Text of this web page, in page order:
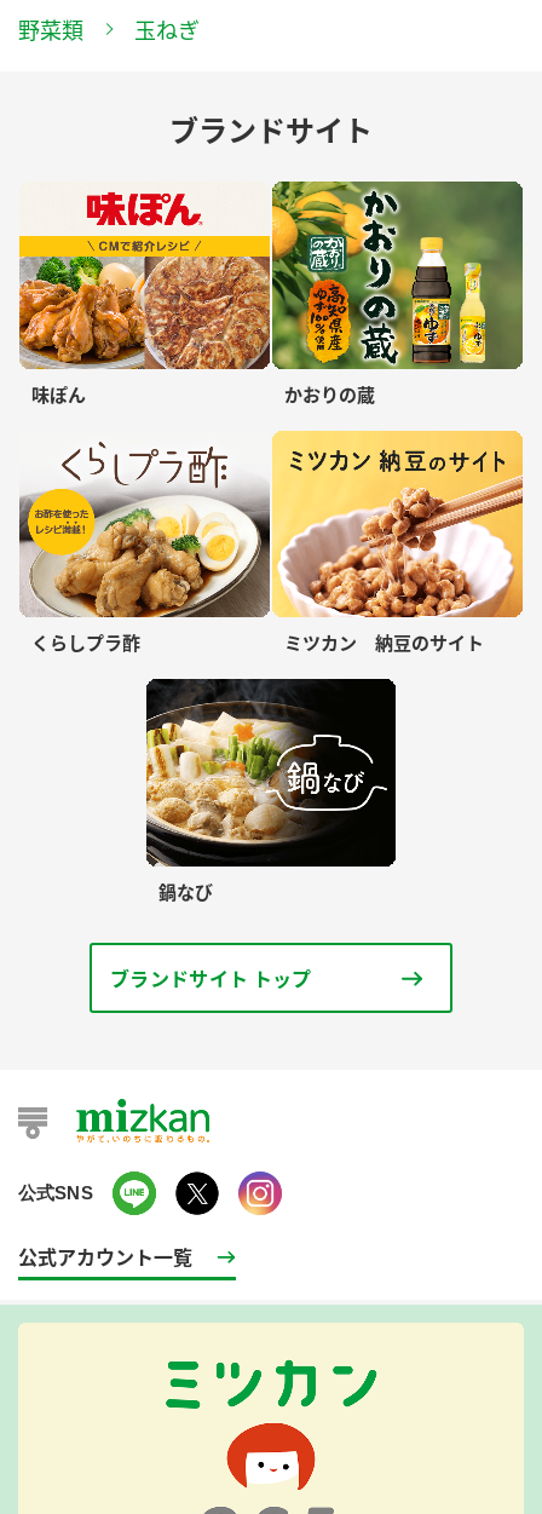
野菜類 玉ねぎ
ブランドサイト
味ぽん かおりの蔵
くらしプラ酢 ミツカン 納豆のサイト
鍋なび
ブランドサイト トップ
公式SNS
公式アカウント一覧